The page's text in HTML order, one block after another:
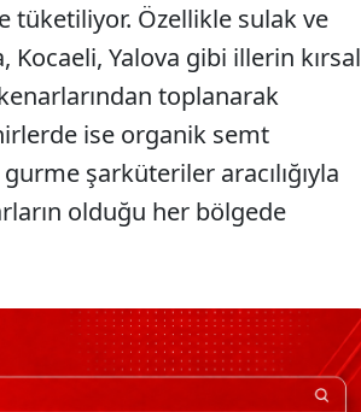
tüketiliyor. Özellikle sulak ve
Yalova gibi illerin kırsal
toplanarak
ise organik semt
şarküteriler aracılığıyla
olduğu her bölgede